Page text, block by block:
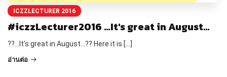
ICZZLECTURER 2016
#iczzLecturer2016 …It's great in August…
??…It’s great in August…?? Here it is […]
อ่านต่อ